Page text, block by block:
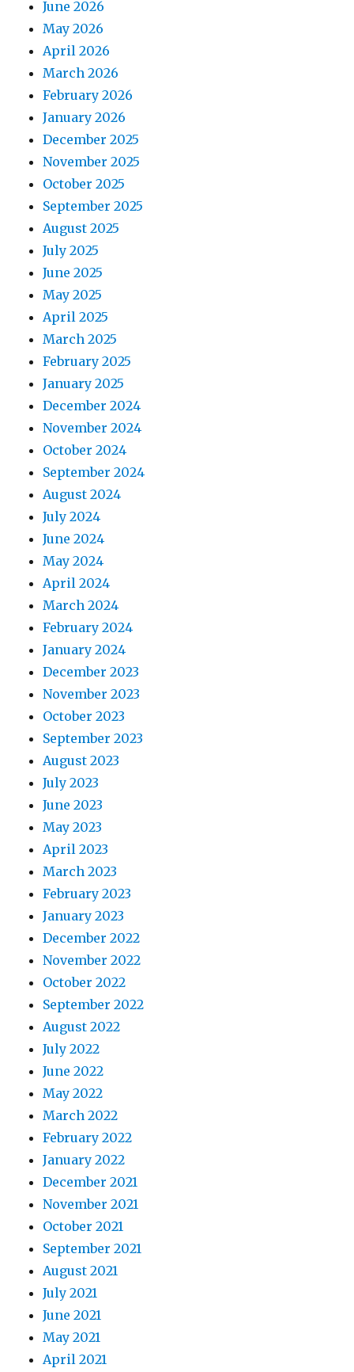
June 2026
May 2026
April 2026
March 2026
February 2026
January 2026
December 2025
November 2025
October 2025
September 2025
August 2025
July 2025
June 2025
May 2025
April 2025
March 2025
February 2025
January 2025
December 2024
November 2024
October 2024
September 2024
August 2024
July 2024
June 2024
May 2024
April 2024
March 2024
February 2024
January 2024
December 2023
November 2023
October 2023
September 2023
August 2023
July 2023
June 2023
May 2023
April 2023
March 2023
February 2023
January 2023
December 2022
November 2022
October 2022
September 2022
August 2022
July 2022
June 2022
May 2022
March 2022
February 2022
January 2022
December 2021
November 2021
October 2021
September 2021
August 2021
July 2021
June 2021
May 2021
April 2021